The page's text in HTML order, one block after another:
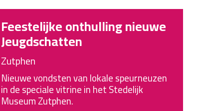
Feestelijke onthulling nieuwe
Jeugdschatten
Zutphen
Nieuwe vondsten van lokale speurneuzen
in de speciale vitrine in het Stedelijk
Museum Zutphen.